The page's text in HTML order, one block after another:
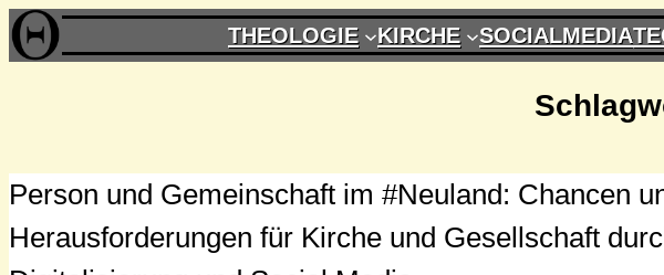
Zum
Inhalt
THEOLOGIE KIRCHE SOCIALMEDIA
Person und Gemeinschaft im #Neuland: Chancen
Herausforderungen für Kirche und Gesellschaft